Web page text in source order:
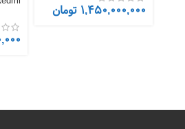
1,450,000,000 تومان
کابل microUSB